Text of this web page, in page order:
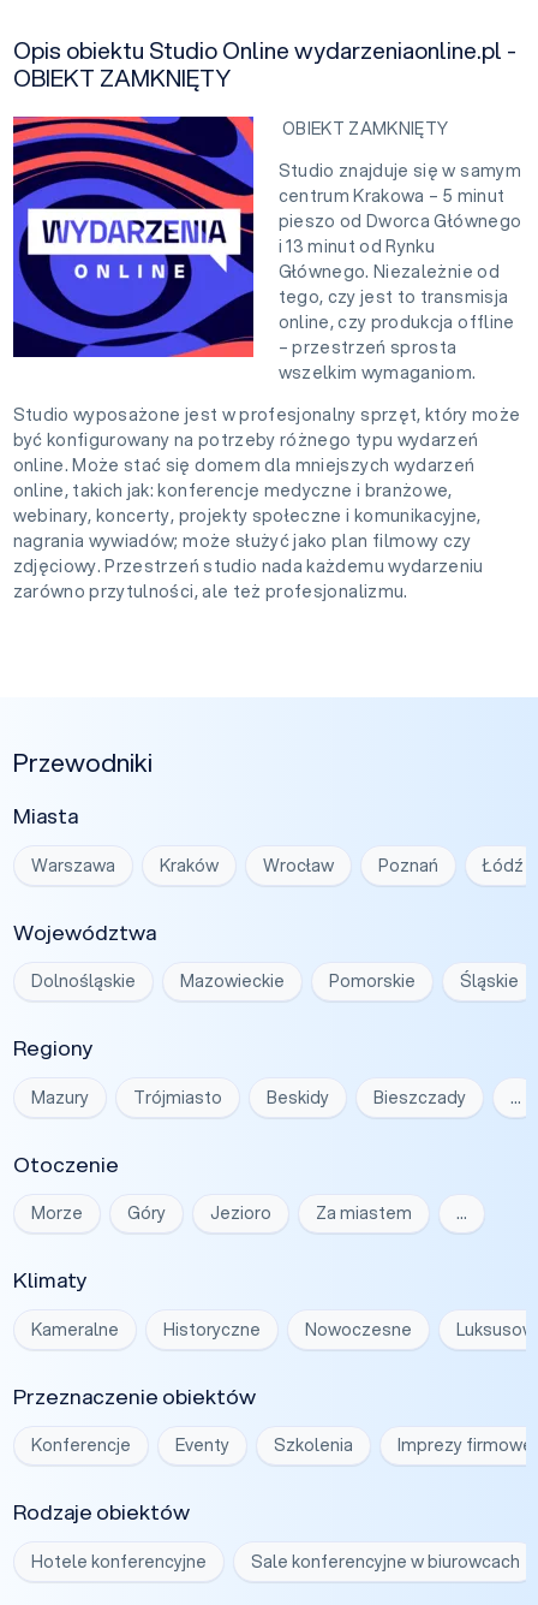
Opis obiektu Studio Online wydarzeniaonline.pl -
OBIEKT ZAMKNIĘTY
OBIEKT ZAMKNIĘTY
Studio znajduje się w samym
centrum Krakowa – 5 minut
pieszo od Dworca Głównego
i 13 minut od Rynku
Głównego. Niezależnie od
tego, czy jest to transmisja
online, czy produkcja offline
– przestrzeń sprosta
wszelkim wymaganiom.
Studio wyposażone jest w profesjonalny sprzęt, który może
być konfigurowany na potrzeby różnego typu wydarzeń
online. Może stać się domem dla mniejszych wydarzeń
online, takich jak: konferencje medyczne i branżowe,
webinary, koncerty, projekty społeczne i komunikacyjne,
nagrania wywiadów; może służyć jako plan filmowy czy
zdjęciowy. Przestrzeń studio nada każdemu wydarzeniu
zarówno przytulności, ale też profesjonalizmu.
Przewodniki
Miasta
Warszawa Kraków Wrocław Poznań Łódź
Województwa
Dolnośląskie Mazowieckie Pomorskie Śląskie
Regiony
Mazury Trójmiasto Beskidy Bieszczady …
Otoczenie
Morze Góry Jezioro Za miastem …
Klimaty
Kameralne Historyczne Nowoczesne
Przeznaczenie obiektów
Konferencje Eventy Szkolenia Imprezy firmowe
Rodzaje obiektów
Hotele konferencyjne Sale konferencyjne w biurowcach